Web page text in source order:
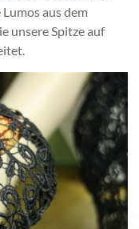
Lumos aus dem
unsere Spitze auf